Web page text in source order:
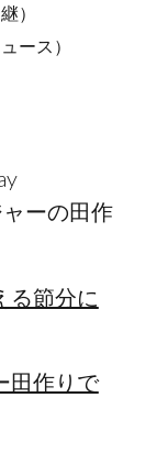
）
ース）
ーの田作
る節分に
田作りで